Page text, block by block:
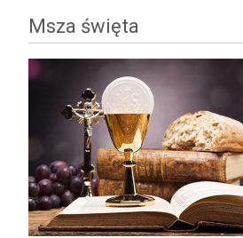
navigation
Msza święta